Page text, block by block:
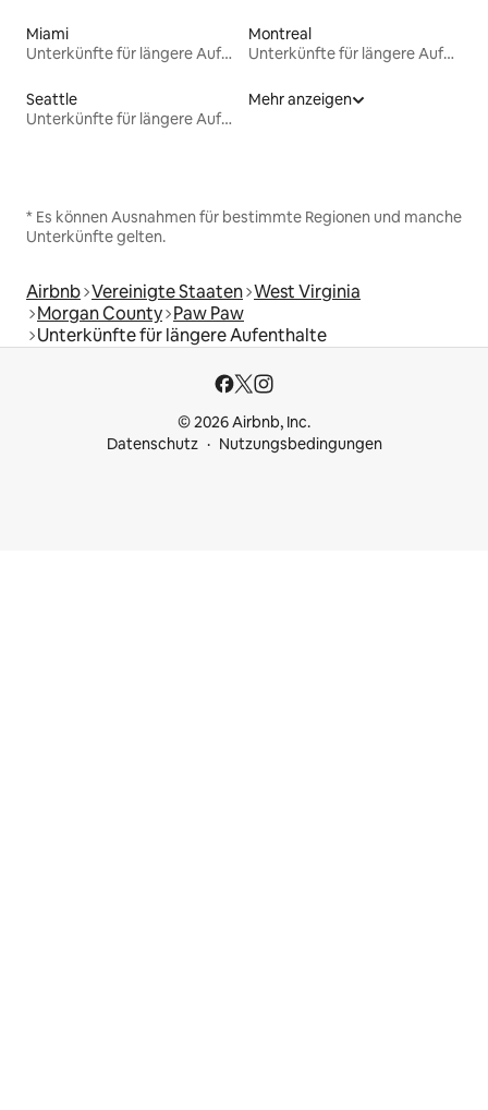
Miami
Unterkünfte für längere Aufenthalte
Montreal
Unterkünfte für längere Aufenthalte
Seattle
Unterkünfte für längere Aufenthalte
Mehr anzeigen
* Es können Ausnahmen für bestimmte Regionen und manche
Unterkünfte gelten.
Airbnb Vereinigte Staaten West Virginia
Morgan County Paw Paw
Unterkünfte für längere Aufenthalte
© 2026 Airbnb, Inc.
Datenschutz
Nutzungsbedingungen